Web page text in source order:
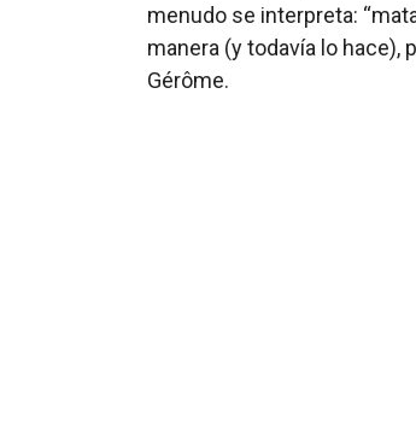
menudo se interpreta:
manera (y todavía lo hace),
Gérôme.